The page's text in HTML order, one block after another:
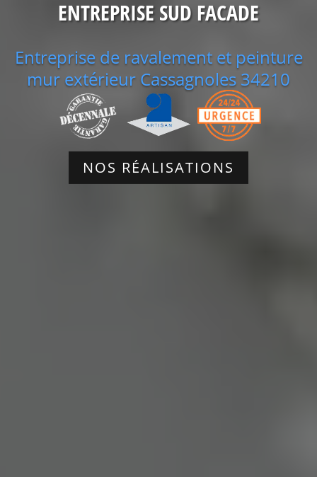
ENTREPRISE SUD FACADE
Entreprise de ravalement et peinture
mur extérieur Cassagnoles 34210
NOS RÉALISATIONS